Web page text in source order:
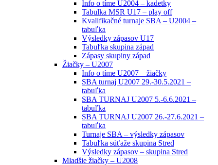
Info o tíme U2004 – kadetky
Tabulka MSR U17 – play off
Kvalifikačné turnaje SBA – U2004 –
tabuľka
Výsledky zápasov U17
Tabuľka skupina západ
Zápasy skupiny západ
Žiačky – U2007
Info o tíme U2007 – žiačky
SBA turnaj U2007 29.-30.5.2021 –
tabuľka
SBA TURNAJ U2007 5.-6.6.2021 –
tabuľka
SBA TURNAJ U2007 26.-27.6.2021 –
tabuľka
Turnaje SBA – výsledky zápasov
Tabuľka súťaže skupina Stred
Výsledky zápasov – skupina Stred
Mladšie žiačky – U2008